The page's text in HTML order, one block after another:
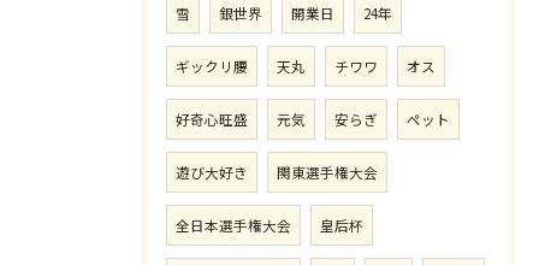
雪 銀世界 開業日 24年
ギックリ腰 天丸 チワワ オス
好奇心旺盛 元気 安らぎ ペット
遊び大好き 関東選手権大会
全日本選手権大会 皇后杯